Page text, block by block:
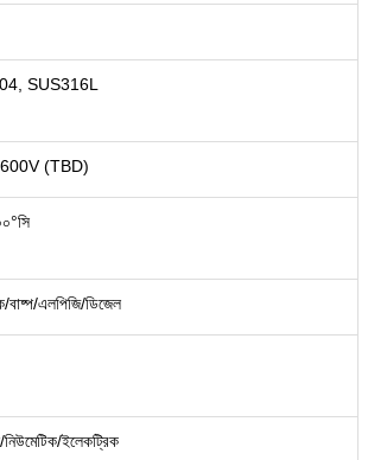
SUS316L
(TBD)
বাষ্প/এলপিজি/ডিজেল
নিউমেটিক/ইলেকট্রিক